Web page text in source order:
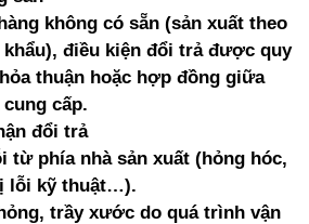
không có sẵn (sản xuất theo
khẩu), điều kiện đổi trả được quy
thuận hoặc hợp đồng giữa
cấp.
đổi trả
từ phía nhà sản xuất (hỏng hóc,
lỗi kỹ thuật…).
trầy xước do quá trình vận